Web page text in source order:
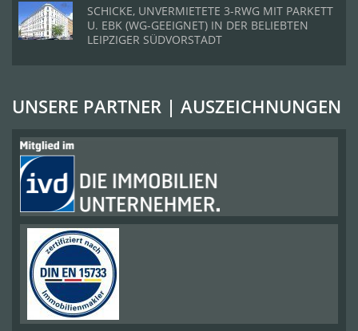
SCHICKE, UNVERMIETETE 3-RWG MIT PARKETT
U. EBK (WG-GEEIGNET) IN DER BELIEBTEN
LEIPZIGER SÜDVORSTADT
UNSERE PARTNER | AUSZEICHNUNGEN